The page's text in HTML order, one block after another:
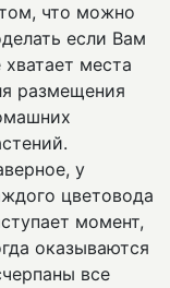
что можно
если Вам
хватает места
размещения
у
цветовода
момент,
оказываются
все